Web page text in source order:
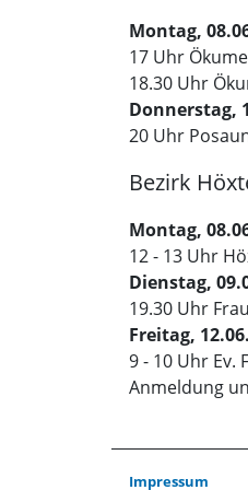
Montag,
17 Uhr
18.30 Uhr
Donnerstag,
20 Uhr
Bezirk
Montag,
12 - 13 Uhr
Dienstag,
19.30 Uhr
Freitag,
9 - 10 Uhr Ev.
Anmeldung
Impressum